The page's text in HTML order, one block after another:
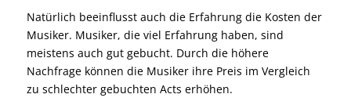
Natürlich beeinflusst auch die Erfahrung die Kosten der
Musiker. Musiker, die viel Erfahrung haben, sind
meistens auch gut gebucht. Durch die höhere
Nachfrage können die Musiker ihre Preis im Vergleich
zu schlechter gebuchten Acts erhöhen.